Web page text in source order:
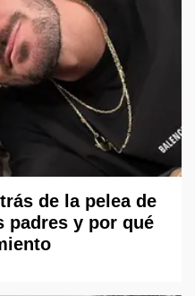
de la pelea de
padres y por qué